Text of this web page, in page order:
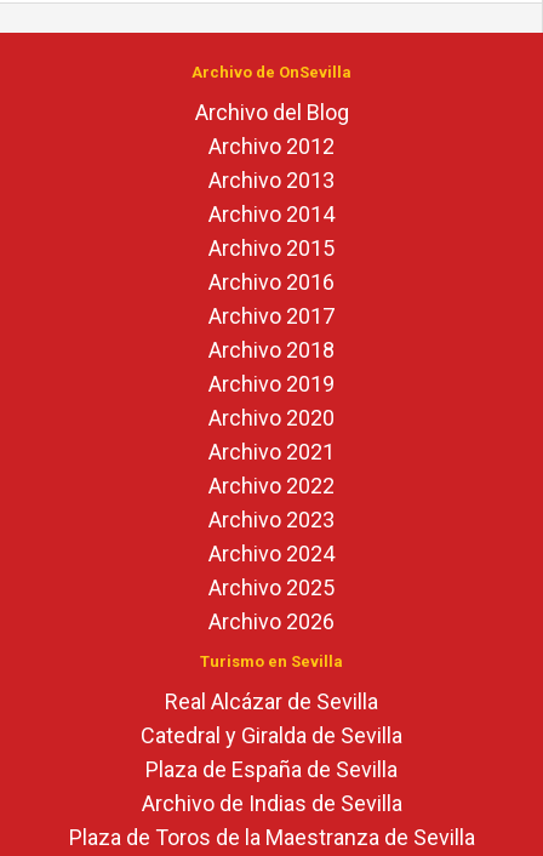
Archivo de OnSevilla
Archivo del Blog
Archivo 2012
Archivo 2013
Archivo 2014
Archivo 2015
Archivo 2016
Archivo 2017
Archivo 2018
Archivo 2019
Archivo 2020
Archivo 2021
Archivo 2022
Archivo 2023
Archivo 2024
Archivo 2025
Archivo 2026
Turismo en Sevilla
Real Alcázar de Sevilla
Catedral y Giralda de Sevilla
Plaza de España de Sevilla
Archivo de Indias de Sevilla
Plaza de Toros de la Maestranza de Sevilla